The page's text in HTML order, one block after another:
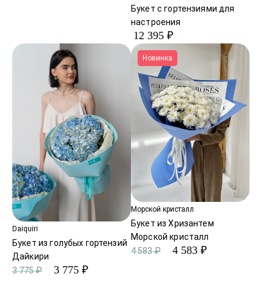
Букет с гортензиями для
настроения
12 395 ₽
Daiquiri
Букет из голубых гортензий
Дайкири
3 775 ₽
3 775 ₽
Новинка
Морской кристалл
Букет из Хризантем
Морской кристалл
4 583 ₽
4 583 ₽